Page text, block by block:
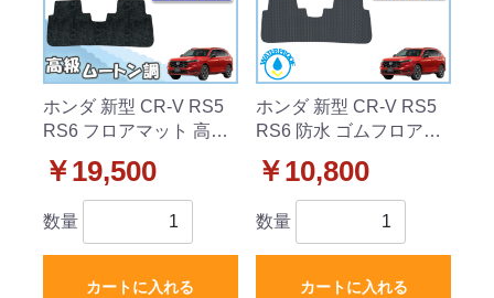
ホンダ 新型 CR-V RS5
RS6 フロアマット 高級
イプ ハイパイル 社外品
￥19,500
数量
カートに入れる
ホンダ 新型 CR-V RS5
RS6 防水 ゴムフロアマ
新品
￥10,800
数量
カートに入れる